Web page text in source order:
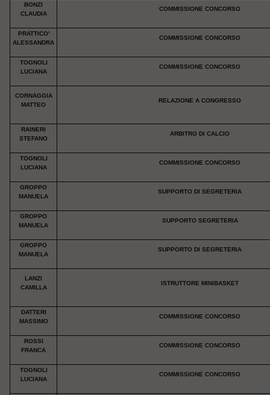
BONZI
CLAUDIA
COMMISSIONE CONCORSO
PRATTICO'
ALESSANDRA
COMMISSIONE CONCORSO
TOGNOLI
LUCIANA
COMMISSIONE CONCORSO
CORNAGGIA
MATTEO
RELAZIONE A CONGRESSO
RAINERI
STEFANO
ARBITRO DI CALCIO
TOGNOLI
LUCIANA
COMMISSIONE CONCORSO
GROPPO
MANUELA
SUPPORTO DI SEGRETERIA
GROPPO
MANUELA
SUPPORTO SEGRETERIA
GROPPO
MANUELA
SUPPORTO DI SEGRETERIA
LANZI
CAMILLA
ISTRUTTORE MINIBASKET
DATTERI
MASSIMO
COMMISSIONE CONCORSO
ROSSI
FRANCA
COMMISSIONE CONCORSO
TOGNOLI
LUCIANA
COMMISSIONE CONCORSO